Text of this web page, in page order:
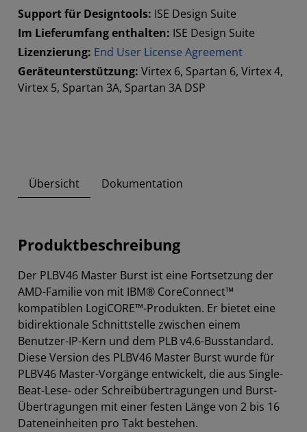
Support für Designtools: ISE Design Suite
Im Lieferumfang enthalten: ISE Design Suite
Lizenzierung: End User License Agreement
Geräteunterstützung: Virtex 6, Spartan 6, Virtex 4,
Virtex 5, Spartan 3A, Spartan 3A DSP
Übersicht Dokumentation
Produktbeschreibung
Der PLBV46 Master Burst ist eine Fortsetzung der
AMD-Familie von mit IBM® CoreConnect™
kompatiblen LogiCORE™-Produkten. Er bietet eine
bidirektionale Schnittstelle zwischen einem
Benutzer-IP-Kern und dem PLB v4.6-Busstandard.
Diese Version des PLBV46 Master Burst wurde für
PLBV46 Master-Vorgänge entwickelt, die aus Single-
Beat-Lese- oder Schreibübertragungen und Burst-
Übertragungen mit einer festen Länge von 2 bis 16
Dateneinheiten pro Takt bestehen.